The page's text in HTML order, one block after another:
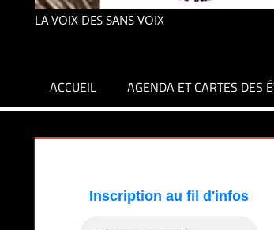
LA VOIX DES SANS VOIX
ACCUEIL AGENDA ET CARTES DES